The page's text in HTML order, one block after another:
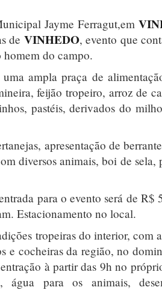
Jayme Ferragut,em
de VINHEDO, evento que
homem do campo.
ampla praça de
feijão tropeiro, arroz de
pastéis, derivados do
apresentação de
diversos animais, boi de sela,
para o evento será de R$
Estacionamento no local.
tropeiras do interior, com
e cocheiras da região, no
à partir das 9h no
água para os animais,